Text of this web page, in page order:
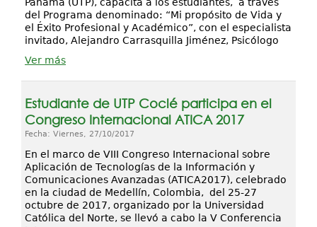
del Programa denominado: “Mi propósito de Vida y
el Éxito Profesional y Académico”, con el especialista
invitado, Alejandro Carrasquilla Jiménez, Psicólogo
Ver más
Estudiante de UTP Coclé participa en el
Congreso Internacional ATICA 2017
Fecha: Viernes, 27/10/2017
En el marco de VIII Congreso Internacional sobre
Aplicación de Tecnologías de la Información y
Comunicaciones Avanzadas (ATICA2017), celebrado
en la ciudad de Medellín, Colombia, del 25-27
octubre de 2017, organizado por la Universidad
Católica del Norte, se llevó a cabo la V Conferencia